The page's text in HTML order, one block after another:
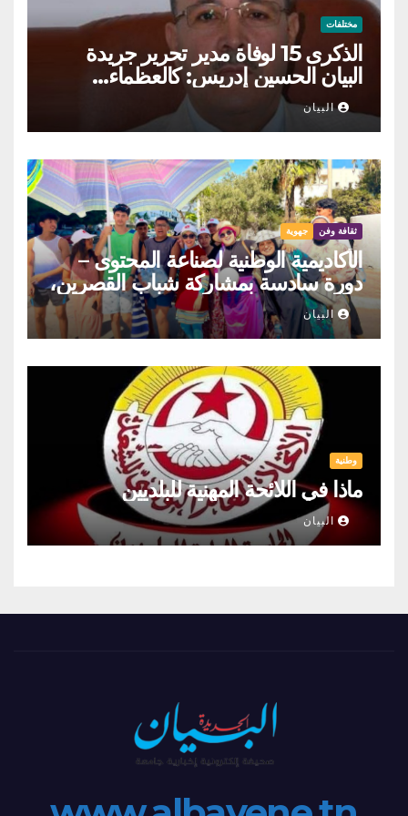
مختلفات
الذكرى 15 لوفاة مدير تحرير جريدة
البيان الحسين إدريس: كالعظماء…
عاش شامخا ورحل واقفا
البيان
ثقافة وفن جهوية
الأكاديمية الوطنية لصناعة المحتوى –
دورة سادسة بمشاركة شباب القصرين،
المنستير والمهدية
البيان
وطنية
ماذا في اللائحة المهنية للبلديين
البيان